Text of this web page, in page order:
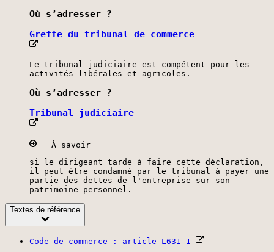
Où s’adresser ?
Greffe du tribunal de commerce
Le tribunal judiciaire est compétent pour les
activités libérales et agricoles.
Où s’adresser ?
Tribunal judiciaire
À savoir
si le dirigeant tarde à faire cette déclaration,
il peut être condamné par le tribunal à payer une
partie des dettes de l'entreprise sur son
patrimoine personnel.
Textes de référence
Code de commerce : article L631-1